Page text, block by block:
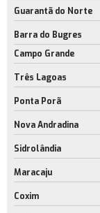
Guarantã do Norte
Barra do Bugres
Campo Grande
Três Lagoas
Ponta Porã
Nova Andradina
Sidrolândia
Maracaju
Coxim